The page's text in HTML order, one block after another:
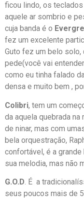
ficou lindo, os
aquele ar sombrio e
cuja banda é o
fez um excelente
Guto fez um belo solo,
pede(você vai
como eu tinha falado
densa e muito bem ,
Colibri, tem um
da aquela quebrada na
de ninar, mas com
bela orquestração,
confortável, é a
sua melodia, mas não
G.O.D. É a
seus poucos mais de